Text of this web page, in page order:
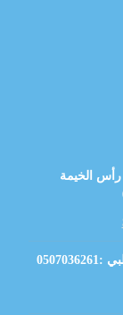
الخيمة